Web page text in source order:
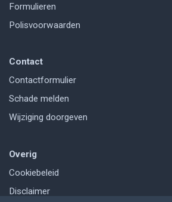
Formulieren
Polisvoorwaarden
Contact
Contactformulier
Schade melden
Wijziging doorgeven
Overig
Cookiebeleid
Disclaimer